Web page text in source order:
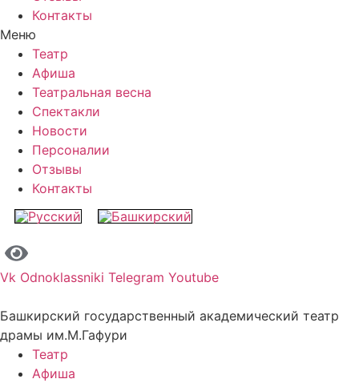
Контакты
Меню
Театр
Афиша
Театральная весна
Спектакли
Новости
Персоналии
Отзывы
Контакты
Vk Odnoklassniki Telegram Youtube
Башкирский государственный академический театр
драмы им.М.Гафури
Театр
Афиша